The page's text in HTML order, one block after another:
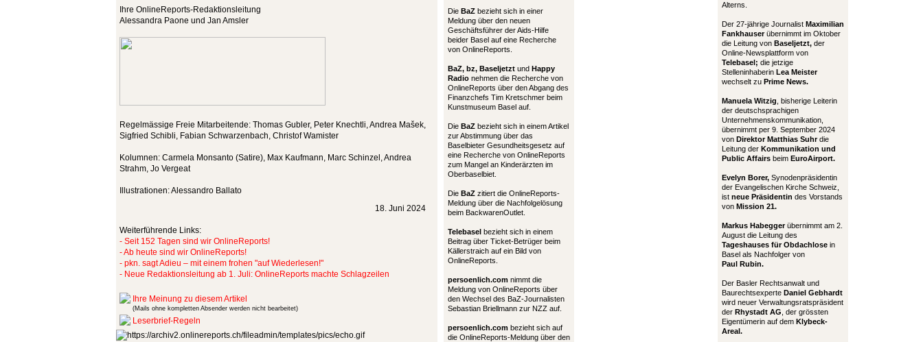
Ihre OnlineReports-Redaktionsleitung
Alessandra Paone und Jan Amsler
Regelmässige Freie Mitarbeitende: Thomas Gubler, Peter Knechtli, Andrea Mašek,
Sigfried Schibli, Fabian Schwarzenbach, Christof Wamister
Kolumnen: Carmela Monsanto (Satire), Max Kaufmann, Marc Schinzel, Andrea
Strahm, Jo Vergeat
Illustrationen: Alessandro Ballato
18. Juni 2024
Weiterführende Links:
- Seit 152 Tagen sind wir OnlineReports!
- Ab heute sind wir OnlineReports!
- pkn. sagt Adieu – mit einem frohen "auf Wiederlesen!"
- Neue Redaktionsleitung ab 1. Juli: OnlineReports machte Schlagzeilen
Ihre Meinung zu diesem Artikel
(Mails ohne kompletten Absender werden nicht bearbeitet)
Leserbrief-Regeln
Die BaZ bezieht sich in einer
Meldung über den neuen
Geschäftsführer der Aids-Hilfe
beider Basel auf eine Recherche
von OnlineReports.
BaZ, bz, Baseljetzt und Happy
Radio nehmen die Recherche von
OnlineReports über den Abgang des
Finanzchefs Tim Kretschmer beim
Kunstmuseum Basel auf.
Die BaZ bezieht sich in einem Artikel
zur Abstimmung über das
Baselbieter Gesundheitsgesetz auf
eine Recherche von OnlineReports
zum Mangel an Kinderärzten im
Oberbaselbiet.
Die BaZ zitiert die OnlineReports-
Meldung über die Nachfolgelösung
beim BackwarenOutlet.
Telebasel bezieht sich in einem
Beitrag über Ticket-Betrüger beim
Källerstraich auf ein Bild von
OnlineReports.
persoenlich.com nimmt die
Meldung von OnlineReports über
den Wechsel des BaZ-Journalisten
Sebastian Briellmann zur NZZ auf.
persoenlich.com bezieht sich auf
die OnlineReports-Meldung über den
Alterns.
Der 27-jährige Journalist Maximilian
Fankhauserübernimmt im Oktober
die Leitung von Baseljetzt, der
Online-Newsplattform von
Telebasel; die jetzige
Stelleninhaberin Lea Meister
wechselt zu Prime News.
Manuela Witzig , bisherige Leiterin
der deutschsprachigen
Unternehmenskommunikation,
übernimmt per 9. September 2024
von Direktor Matthias Suhrdie
Leitung der Kommunikation und
Public Affairs beim EuroAirport.
Evelyn Borer, Synodenpräsidentin
der Evangelischen Kirche Schweiz,
ist neue Präsidentin des Vorstands
von Mission 21.
Markus Habeggerübernimmt am 2.
August die Leitung des
Tageshauses für Obdachlose in
Basel als Nachfolger von
Paul Rubin.
Der Basler Rechtsanwalt und
Baurechtsexperte Daniel Gebhardt
wird neuer Verwaltungsratspräsident
der Rhystadt AG , der grössten
Eigentümerin auf dem Klybeck-
Areal.